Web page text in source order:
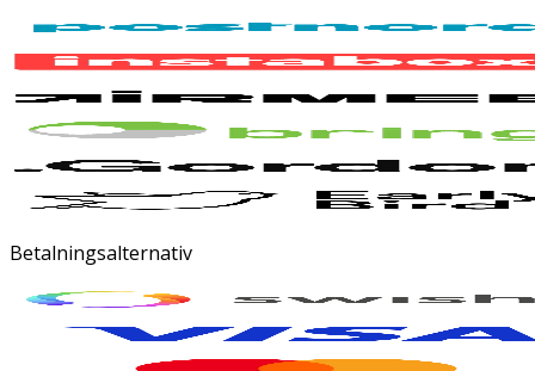
Betalningsalternativ